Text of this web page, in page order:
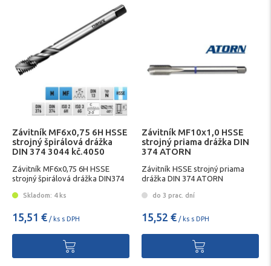
Závitník MF6x0,75 6H HSSE
strojný špirálová drážka
DIN 374 3044 kč.4050
Závitník MF6x0,75 6H HSSE
strojný špirálová drážka DIN374
Skladom: 4 ks
15,51 € / ks s DPH
Závitník MF10x1,0 HSSE
strojný priama drážka DIN
374 ATORN
Závitník HSSE strojný priama
drážka DIN 374 ATORN
do 3 prac. dní
15,52 € / ks s DPH